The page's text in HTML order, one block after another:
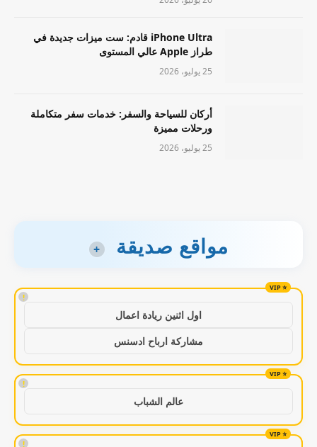
iPhone Ultra قادم: ست ميزات جديدة في
طراز Apple عالي المستوى
25 يوليو، 2026
أركان للسياحة والسفر: خدمات سفر متكاملة
ورحلات مميزة
25 يوليو، 2026
مواقع صديقة +
!
اول اثنين ريادة اعمال
مشاركة ارباح ادسنس
!
عالم الشباب
!